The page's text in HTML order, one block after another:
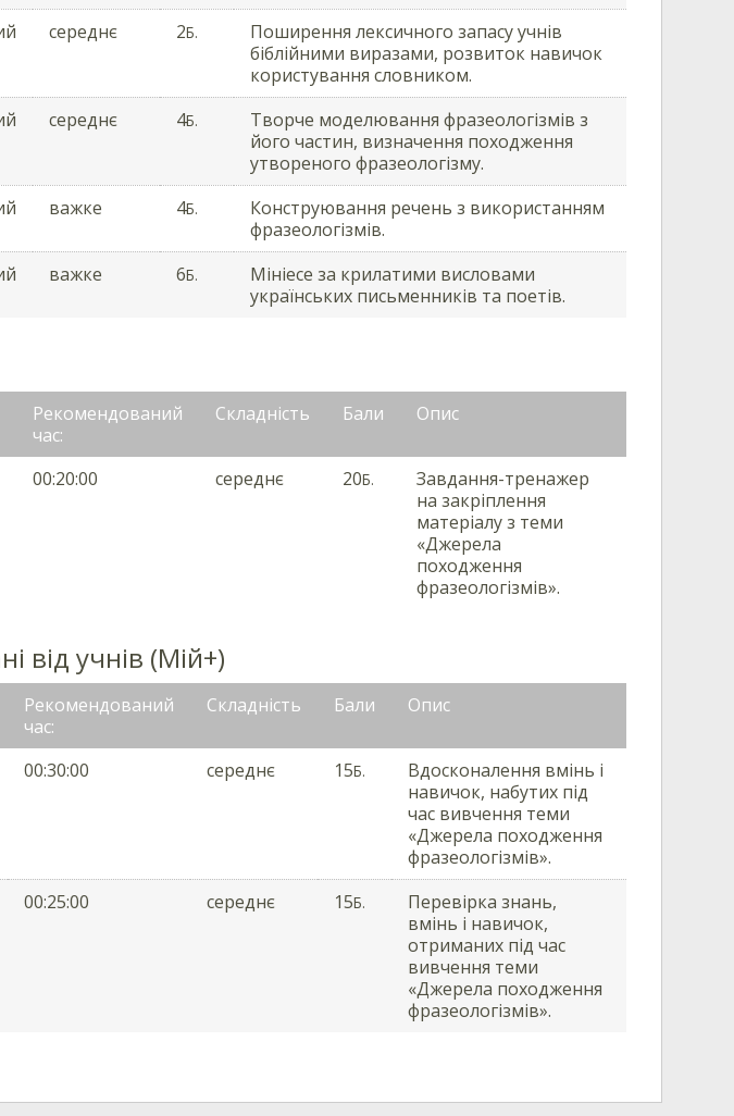
середнє 2Б.
Поширення лексичного запасу учнів
біблійними виразами, розвиток навичок
користування словником.
середнє 4Б.
Творче моделювання фразеологізмів з
його частин, визначення походження
утвореного фразеологізму.
важке 4Б.
Конструювання речень з використанням
фразеологізмів.
важке 6Б.
Мініесе за крилатими висловами
українських письменників та поетів.
Рекомендований
час:
Складність Бали Опис
00:20:00 середнє 20Б.
Завдання-тренажер
на закріплення
матеріалу з теми
«Джерела
походження
фразеологізмів».
від учнів (Мій+)
Рекомендований
час:
Складність Бали Опис
00:30:00 середнє 15Б.
Вдосконалення вмінь і
навичок, набутих під
час вивчення теми
«Джерела походження
фразеологізмів».
00:25:00 середнє 15Б.
Перевірка знань,
вмінь і навичок,
отриманих під час
вивчення теми
«Джерела походження
фразеологізмів».